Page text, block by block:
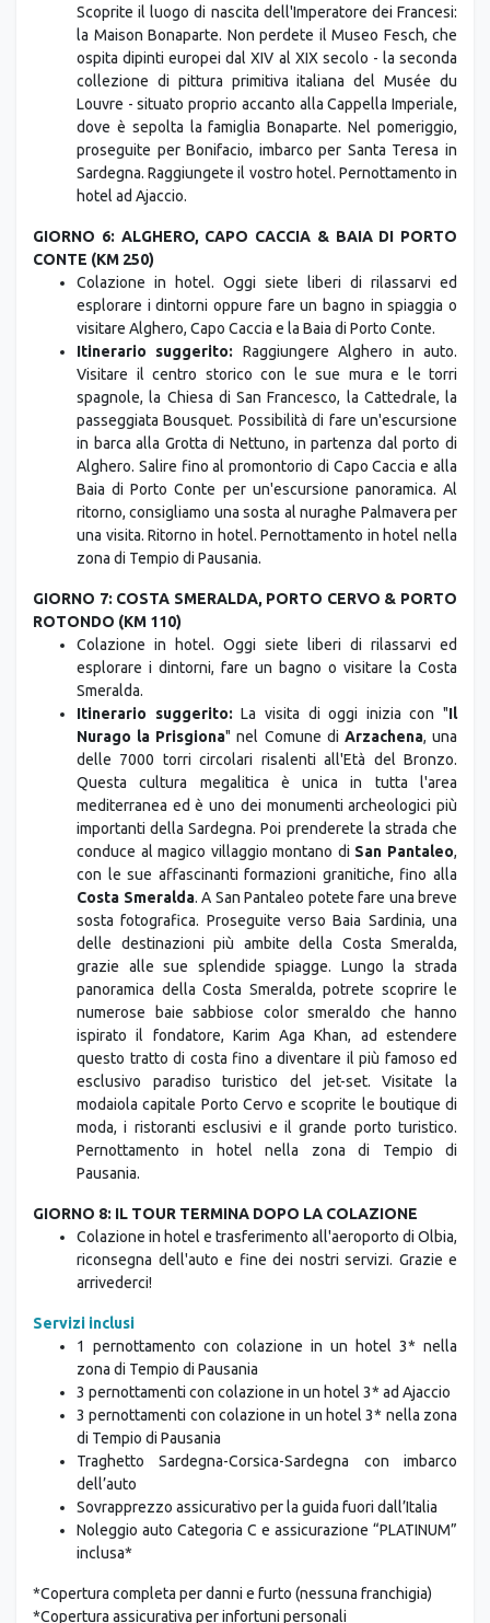
Scoprite il luogo di nascita dell'Imperatore dei Francesi:
la Maison Bonaparte. Non perdete il Museo Fesch, che
ospita dipinti europei dal XIV al XIX secolo - la seconda
collezione di pittura primitiva italiana del Musée du
Louvre - situato proprio accanto alla Cappella Imperiale,
dove è sepolta la famiglia Bonaparte. Nel pomeriggio,
proseguite per Bonifacio, imbarco per Santa Teresa in
Sardegna. Raggiungete il vostro hotel. Pernottamento in
hotel ad Ajaccio.
GIORNO 6: ALGHERO, CAPO CACCIA & BAIA DI PORTO
CONTE (KM 250)
Colazione in hotel. Oggi siete liberi di rilassarvi ed
esplorare i dintorni oppure fare un bagno in spiaggia o
visitare Alghero, Capo Caccia e la Baia di Porto Conte.
Itinerario suggerito: Raggiungere Alghero in auto.
Visitare il centro storico con le sue mura e le torri
spagnole, la Chiesa di San Francesco, la Cattedrale, la
passeggiata Bousquet. Possibilità di fare un'escursione
in barca alla Grotta di Nettuno, in partenza dal porto di
Alghero. Salire fino al promontorio di Capo Caccia e alla
Baia di Porto Conte per un'escursione panoramica. Al
ritorno, consigliamo una sosta al nuraghe Palmavera per
una visita. Ritorno in hotel. Pernottamento in hotel nella
zona di Tempio di Pausania.
GIORNO 7: COSTA SMERALDA, PORTO CERVO & PORTO
ROTONDO (KM 110)
Colazione in hotel. Oggi siete liberi di rilassarvi ed
esplorare i dintorni, fare un bagno o visitare la Costa
Smeralda.
Itinerario suggerito: La visita di oggi inizia con "Il
Nurago la Prisgiona" nel Comune di Arzachena, una
delle 7000 torri circolari risalenti all'Età del Bronzo.
Questa cultura megalitica è unica in tutta l'area
mediterranea ed è uno dei monumenti archeologici più
importanti della Sardegna. Poi prenderete la strada che
conduce al magico villaggio montano di San Pantaleo,
con le sue affascinanti formazioni granitiche, fino alla
Costa Smeralda. A San Pantaleo potete fare una breve
sosta fotografica. Proseguite verso Baia Sardinia, una
delle destinazioni più ambite della Costa Smeralda,
grazie alle sue splendide spiagge. Lungo la strada
panoramica della Costa Smeralda, potrete scoprire le
numerose baie sabbiose color smeraldo che hanno
ispirato il fondatore, Karim Aga Khan, ad estendere
questo tratto di costa fino a diventare il più famoso ed
esclusivo paradiso turistico del jet-set. Visitate la
modaiola capitale Porto Cervo e scoprite le boutique di
moda, i ristoranti esclusivi e il grande porto turistico.
Pernottamento in hotel nella zona di Tempio di
Pausania.
GIORNO 8: IL TOUR TERMINA DOPO LA COLAZIONE
Colazione in hotel e trasferimento all'aeroporto di Olbia,
riconsegna dell'auto e fine dei nostri servizi. Grazie e
arrivederci!
Servizi inclusi
1 pernottamento con colazione in un hotel 3* nella
zona di Tempio di Pausania
3 pernottamenti con colazione in un hotel 3* ad Ajaccio
3 pernottamenti con colazione in un hotel 3* nella zona
di Tempio di Pausania
Traghetto Sardegna-Corsica-Sardegna con imbarco
dell’auto
Sovrapprezzo assicurativo per la guida fuori dall’Italia
Noleggio auto Categoria C e assicurazione “PLATINUM”
inclusa*
*Copertura completa per danni e furto (nessuna franchigia)
*Copertura assicurativa per infortuni personali